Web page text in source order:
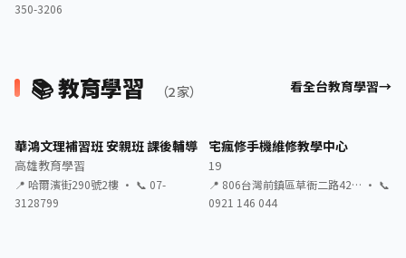
350-3206
📚 教育學習 （2 家） 看全台教育學習
華鴻文理補習班 安親班 課後輔導
高雄教育學習
📍 哈爾濱街290號2樓 · 📞 07-
3128799
宅瘋修手機維修教學中心
19
📍 806台灣前鎮區草衙二路42… · 📞
0921 146 044